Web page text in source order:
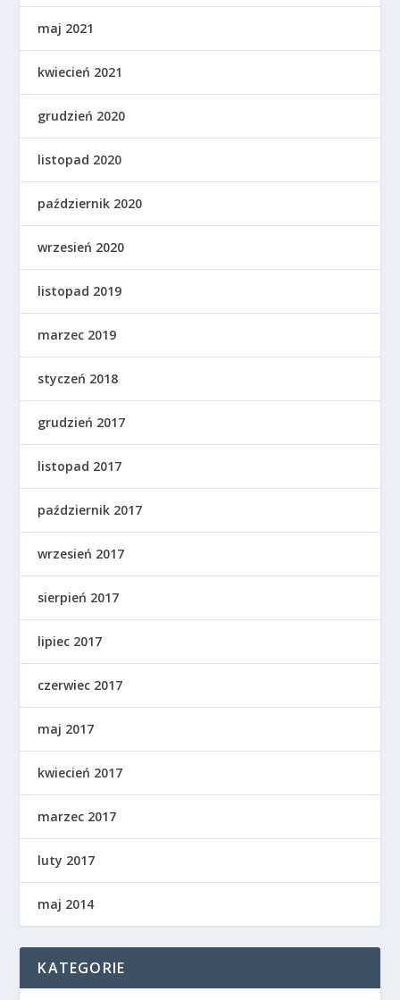
maj 2021
kwiecień 2021
grudzień 2020
listopad 2020
październik 2020
wrzesień 2020
listopad 2019
marzec 2019
styczeń 2018
grudzień 2017
listopad 2017
październik 2017
wrzesień 2017
sierpień 2017
lipiec 2017
czerwiec 2017
maj 2017
kwiecień 2017
marzec 2017
luty 2017
maj 2014
KATEGORIE